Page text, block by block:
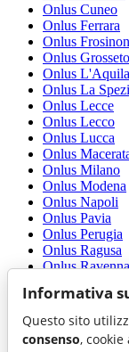
Onlus Cuneo
Onlus Ferrara
Onlus
Onlus Grosseto
Onlus L'Aquila
Onlus La
Onlus Lecce
Onlus Lecco
Onlus Lucca
Onlus
Onlus Milano
Onlus Modena
Onlus Napoli
Onlus Pavia
Onlus Perugia
Onlus Ragusa
Onlus Ravenna
Onlus Rovigo
Onlus Savona
Onlus Siena
Onlus Taranto
Informativa
Questo sito
consenso,